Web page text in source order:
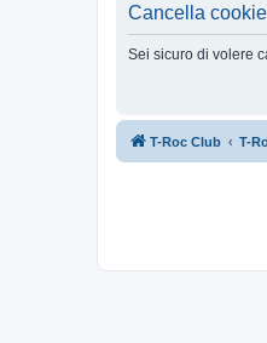
Cancella cookie
Sei sicuro di volere
T-Roc Club T-